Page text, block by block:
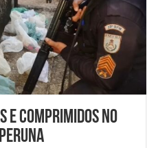
e comprimidos no